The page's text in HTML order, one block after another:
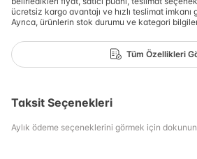
ücretsiz kargo avantajı ve hızlı teslimat imkanı
Ayrıca, ürünlerin stok durumu ve kategori
Tüm Özellikleri
Taksit Seçenekleri
Aylık ödeme seçeneklerini görmek için